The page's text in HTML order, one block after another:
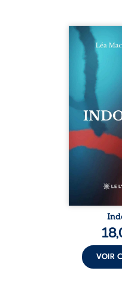
Quatre
Quatre
en friction.
qu’on ne
amours
corps qu’on
liens qu’on
parle à
vivent trop
tôt. Indocile
Une
déclaration
VOIR